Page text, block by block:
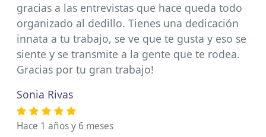
gracias a las entrevistas que hace queda todo
organizado al dedillo. Tienes una dedicación
innata a tu trabajo, se ve que te gusta y eso se
siente y se transmite a la gente que te rodea.
Gracias por tu gran trabajo!
Sonia Rivas
Hace 1 años y 6 meses